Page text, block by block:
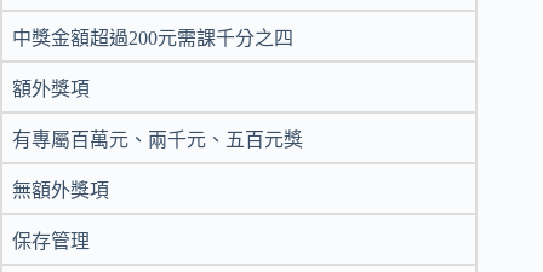
中獎金額超過200元需課千分之四
額外獎項
有專屬百萬元、兩千元、五百元獎
無額外獎項
保存管理